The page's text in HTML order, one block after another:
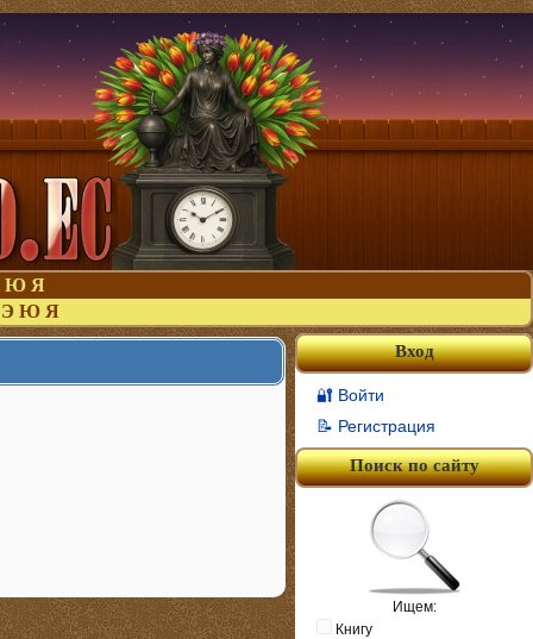
Ю Я
Э Ю Я
Вход
🔐 Войти
📝 Регистрация
Поиск по сайту
Ищем:
Книгу